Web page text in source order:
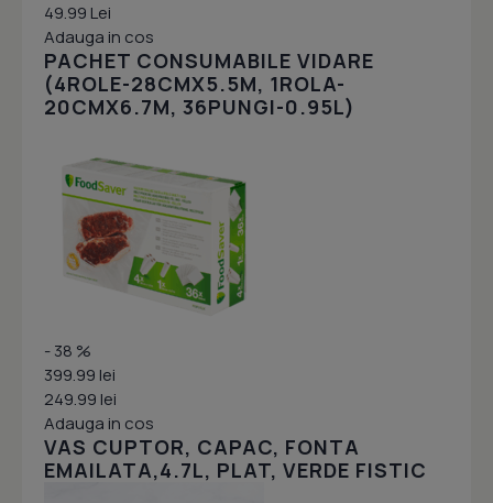
49.99 Lei
Adauga in cos
PACHET CONSUMABILE VIDARE
(4ROLE-28CMX5.5M, 1ROLA-
20CMX6.7M, 36PUNGI-0.95L)
- 38 %
399.99 lei
249.99 lei
Adauga in cos
VAS CUPTOR, CAPAC, FONTA
EMAILATA,4.7L, PLAT, VERDE FISTIC